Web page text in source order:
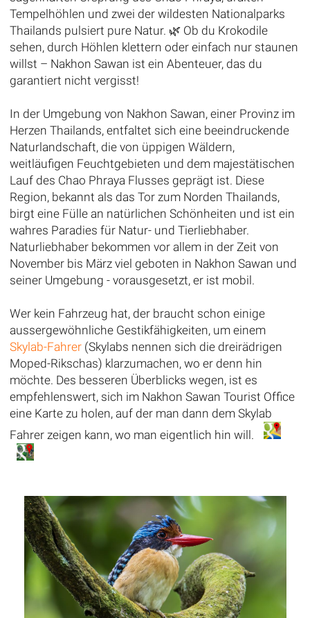
Tempelhöhlen und zwei der wildesten Nationalparks
Thailands pulsiert pure Natur. 🌿 Ob du Krokodile
sehen, durch Höhlen klettern oder einfach nur staunen
willst – Nakhon Sawan ist ein Abenteuer, das du
garantiert nicht vergisst!
In der Umgebung von Nakhon Sawan, einer Provinz im
Herzen Thailands, entfaltet sich eine beeindruckende
Naturlandschaft, die von üppigen Wäldern,
weitläufigen Feuchtgebieten und dem majestätischen
Lauf des Chao Phraya Flusses geprägt ist. Diese
Region, bekannt als das Tor zum Norden Thailands,
birgt eine Fülle an natürlichen Schönheiten und ist ein
wahres Paradies für Natur- und Tierliebhaber.
Naturliebhaber bekommen vor allem in der Zeit von
November bis März viel geboten in Nakhon Sawan und
seiner Umgebung - vorausgesetzt, er ist mobil.
Wer kein Fahrzeug hat, der braucht schon einige
aussergewöhnliche Gestikfähigkeiten, um einem
Skylab-Fahrer(Skylabs nennen sich die dreirädrigen
Moped-Rikschas) klarzumachen, wo er denn hin
möchte. Des besseren Überblicks wegen, ist es
empfehlenswert, sich im Nakhon Sawan Tourist Office
eine Karte zu holen, auf der man dann dem Skylab
Fahrer zeigen kann, wo man eigentlich hin will.